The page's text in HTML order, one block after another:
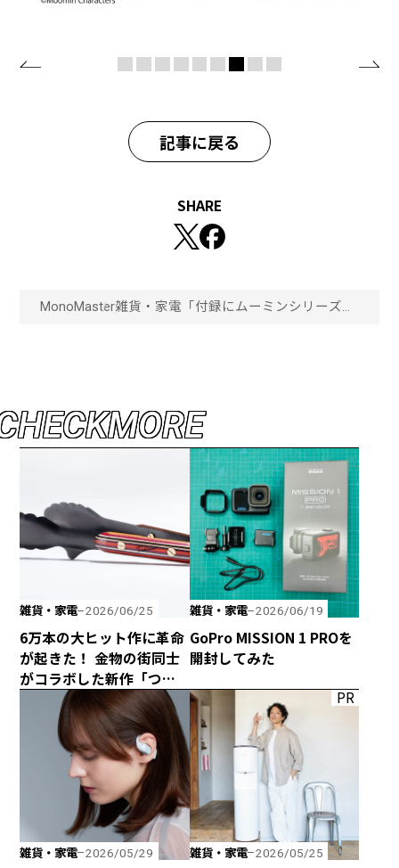
記事に戻る
SHARE
MonoMaster雑貨・家電 「付録にムーミンシリーズの
HECKMORE
雑貨・家電 2026/06/25
6万本の大ヒット作に革命
が起きた！ 金物の街同士
がコラボした新作「つか
みのトング」が登場！
雑貨・家電 2026/06/19
GoPro MISSION 1 PROを
開封してみた
雑貨・家電 2026/05/29
PR
雑貨・家電 2026/05/25